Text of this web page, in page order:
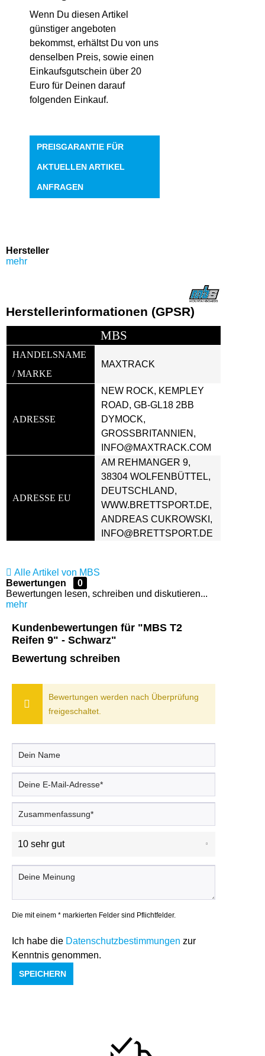
Wenn Du diesen Artikel
günstiger angeboten
bekommst, erhältst Du von uns
denselben Preis, sowie einen
Einkaufsgutschein über 20
Euro für Deinen darauf
folgenden Einkauf.
PREISGARANTIE FÜR
AKTUELLEN ARTIKEL
ANFRAGEN
Hersteller
mehr
Herstellerinformationen (GPSR)
MBS
HANDELSNAME
/ MARKE
MAXTRACK
ADRESSE
NEW ROCK, KEMPLEY
ROAD, GB-GL18 2BB
DYMOCK,
GROSSBRITANNIEN, I
NFO@MAXTRACK.COM
ADRESSE EU
AM REHMANGER 9,
38304 WOLFENBÜTTEL,
DEUTSCHLAND,
WWW.BRETTSPORT.DE,
ANDREAS CUKROWSKI,
INFO@BRETTSPORT.DE
Alle Artikel von MBS
Bewertungen
0
Bewertungen lesen, schreiben und diskutieren...
mehr
Kundenbewertungen für "MBS T2
Reifen 9" - Schwarz"
Bewertung schreiben
Bewertungen werden nach Überprüfung
freigeschaltet.
Die mit einem * markierten Felder sind Pflichtfelder.
Ich habe die Datenschutzbestimmungen zur
Kenntnis genommen.
SPEICHERN